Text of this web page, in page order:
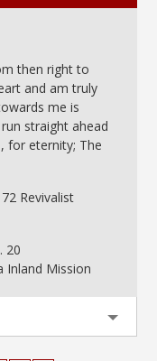
then right to
and am truly
me is
straight ahead
for eternity; The
Revivalist
20
Inland Mission